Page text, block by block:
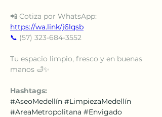
📲 Cotiza por WhatsApp:
https://wa.link/j6lqsb
📞 (57) 323-684-3552
Tu espacio limpio, fresco y en buenas
manos 🛁✨
Hashtags:
#AseoMedellín #LimpiezaMedellín
#AreaMetropolitana #Envigado